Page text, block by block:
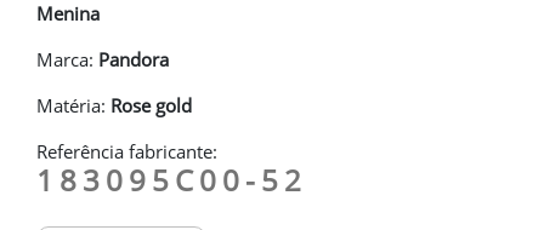
Menina
Marca: Pandora
Matéria: Rose gold
Referência fabricante:
183095C00-52